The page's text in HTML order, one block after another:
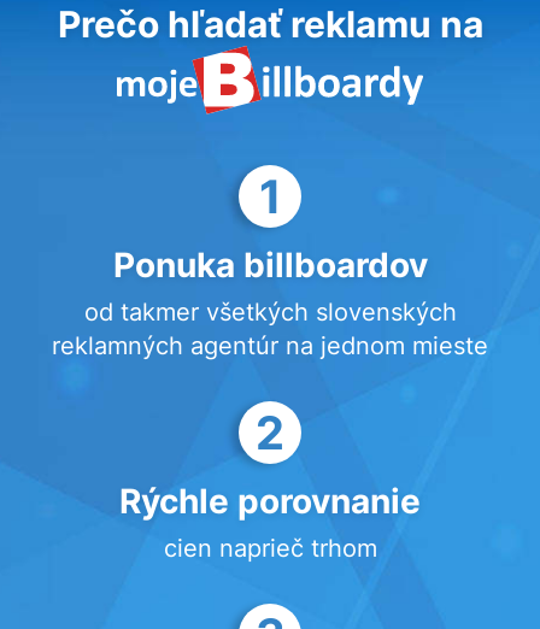
Prečo hľadať reklamu na
1
Ponuka billboardov
od takmer všetkých slovenských
reklamných agentúr na jednom mieste
2
Rýchle porovnanie
cien naprieč trhom